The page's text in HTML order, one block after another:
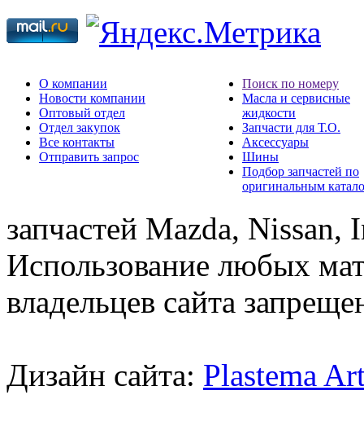
О компании
Новости компании
Оптовый отдел
Отдел закупок
Все контакты
Отправить запрос
Поиск по номеру
Масла и сервисные
жидкости
Запчасти для Т.О.
Аксессуары
Шины
Подбор запчастей по
оригинальным
запчастей Mazda,
Использование любых
владельцев сайта
Дизайн сайта: Plastema